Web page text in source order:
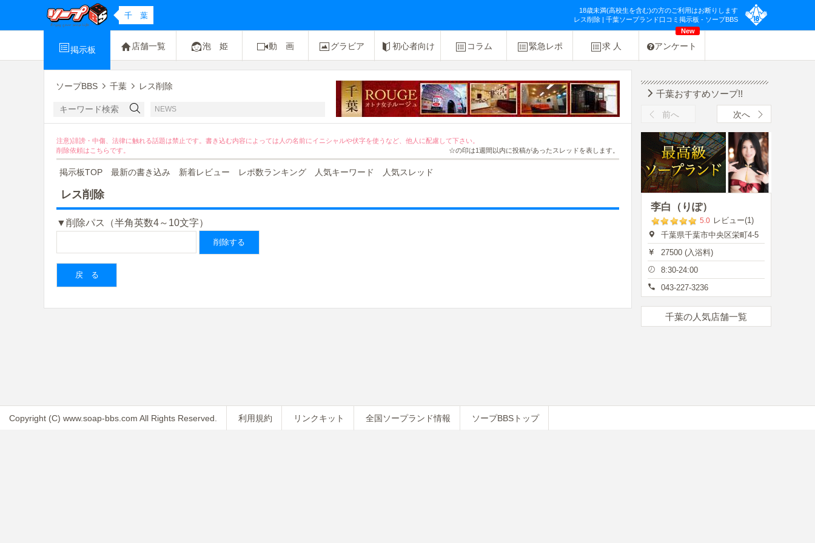
18歳未満(高校生を含む)の方のご利用はお断りします
レス削除 | 千葉ソープランド口コミ掲示板 - ソープBBS
千 葉
掲示板 店舗一覧 泡 姫 動 画 グラビア 初心者向け コラム 緊急レポ 求 人 アンケート
New
ソープBBS 千葉 レス削除
NEWS [PR]友達紹介キャンペーン２０％OFF！
注意)誹謗・中傷、法律に触れる話題は禁止です。書き込む内容によっては人の名前にイニシャルや伏字を使うなど、他人に配慮して下さい。
削除依頼は こちらです。 ☆の印は1週間以内に投稿があったスレッドを表します。
掲示板TOP 最新の書き込み 新着レビュー レポ数ランキング 人気キーワード 人気スレッド
レス削除
▼削除パス（半角英数4～10文字）
千葉おすすめソープ!!
前へ 次へ
李白（りぽ）
5.0 レビュー(1)
千葉県千葉市中央区栄町4-5
27500 (入浴料)
8:30-24:00
043-227-3236
千葉の人気店舗一覧
Copyright (C) www.soap-bbs.com All Rights Reserved. 利用規約 リンクキット 全国ソープランド情報 ソープBBSトップ